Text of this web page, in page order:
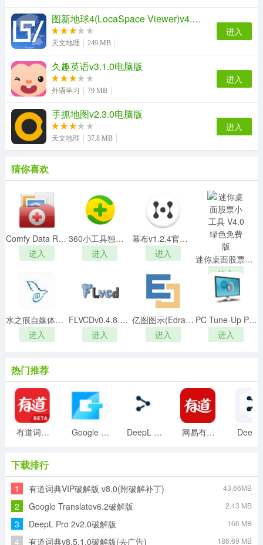
2、等待安装完成
3、安装完成
功能特色
1、复制即翻译
大大简化翻译所需步骤，只需复制文本到剪贴板，下一秒
按复制机制，让你复制文本更轻松。
2、解决PDF复制翻译换行问题
CopyTranslator专门针对英文及中文pdf的换行和句尾做了
优化，基本解决断句和换行的问题。 以下为使用
CopyTranslator直接复制翻译后的结果，可以看出翻译效
果相比于直接复制黏贴到网页有了巨大的改善。同时，借
图新地球4(LocaSpace Viewer)v4.0.9绿色版
天文地理 249 MB
进入
久趣英语v3.1.0电脑版
外语学习 79 MB
进入
手抓地图v2.3.0电脑版
天文地理 37.8 MB
进入
猜你喜欢
Comfy Data Recovery Packv3.1中文破解版
进入
360小工具独立版集合(18款)
进入
幕布v1.2.4官方版
进入
迷你桌面股票小工具 V4.0 绿色免费版
进入
水之痕自媒体批量采集发布工具v20.2官方版
进入
FLVCDv0.4.8.1绿色破解版(去广告)
进入
亿图图示(Edraw Max)9.4中文破解版
进入
PC Tune-Up Prov7.0破解版
进入
热门推荐
有道词典VIP破解版 v8.0(附破解补丁) Google Translatev6.2破解版 DeepL Pro 2v2.0破解版 网易有道词典v8.9纯净VIP破解版
下载排行
1 有道词典VIP破解版 v8.0(附破解补丁) 43.66MB
2 Google Translatev6.2破解版 2.43 MB
3 DeepL Pro 2v2.0破解版 166 MB
4 有道词典v8.5.1.0破解版(去广告) 186.69 MB